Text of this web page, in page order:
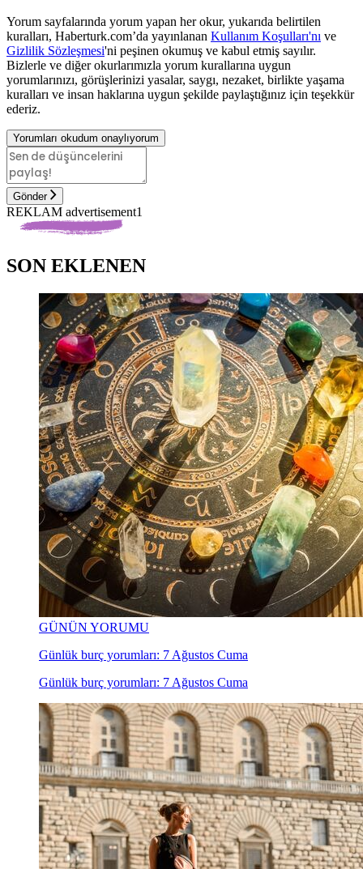
Yorum sayfalarında yorum yapan her okur, yukarıda belirtilen
kuralları, Haberturk.com’da yayınlanan Kullanım Koşulları'nı ve
Gizlilik Sözleşmesi'ni peşinen okumuş ve kabul etmiş sayılır.
Bizlerle ve diğer okurlarımızla yorum kurallarına uygun
yorumlarınızı, görüşlerinizi yasalar, saygı, nezaket, birlikte yaşama
kuralları ve insan haklarına uygun şekilde paylaştığınız için teşekkür
ederiz.
Yorumları okudum onaylıyorum
Gönder
REKLAM advertisement1
SON EKLENEN
GÜNÜN YORUMU
Günlük burç yorumları: 7 Ağustos Cuma
Günlük burç yorumları: 7 Ağustos Cuma